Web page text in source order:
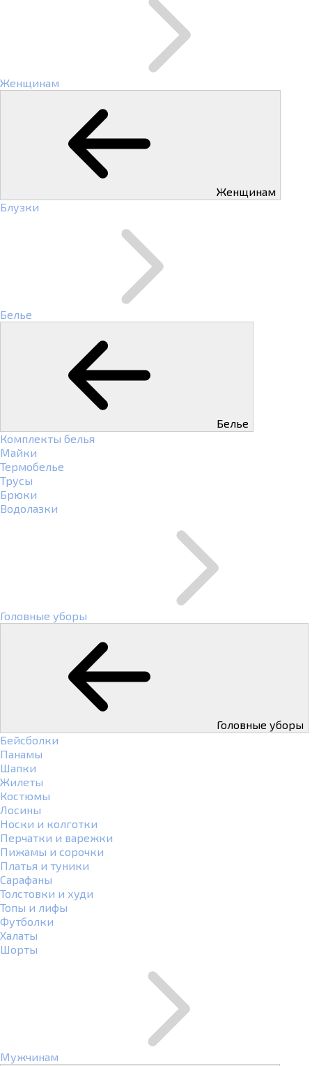
Женщинам
Женщинам
Блузки
Белье
Белье
Комплекты белья
Майки
Термобелье
Трусы
Брюки
Водолазки
Головные уборы
Головные уборы
Бейсболки
Панамы
Шапки
Жилеты
Костюмы
Лосины
Носки и колготки
Перчатки и варежки
Пижамы и сорочки
Платья и туники
Сарафаны
Толстовки и худи
Топы и лифы
Футболки
Халаты
Шорты
Мужчинам